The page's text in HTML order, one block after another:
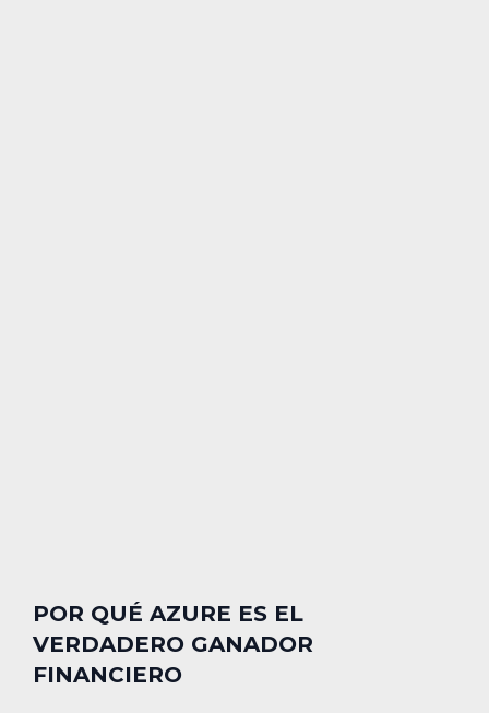
POR QUÉ AZURE ES EL
VERDADERO GANADOR
FINANCIERO